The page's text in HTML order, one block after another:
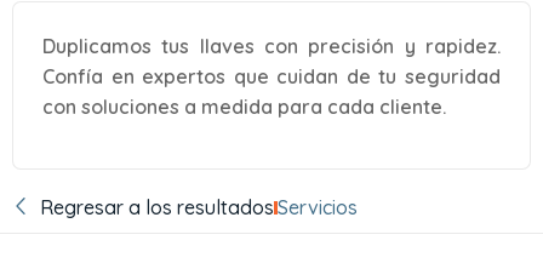
Duplicamos tus llaves con precisión y rapidez.
Confía en expertos que cuidan de tu seguridad
con soluciones a medida para cada cliente.
Regresar a los resultadosServicios